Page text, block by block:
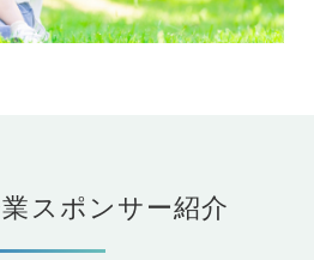
スポンサー紹介